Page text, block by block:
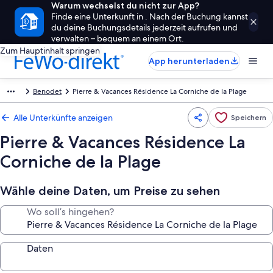
Warum wechselst du nicht zur App?
Finde eine Unterkunft in . Nach der Buchung kannst
du deine Buchungsdetails jederzeit aufrufen und
verwalten – bequem an einem Ort.
Zum Hauptinhalt springen
App herunterladen
Benodet Pierre & Vacances Résidence La Corniche de la Plage
Alle Unterkünfte anzeigen Speichern
Pierre & Vacances Résidence La
Corniche de la Plage
Wähle deine Daten, um Preise zu sehen
Wo soll’s hingehen?
Daten